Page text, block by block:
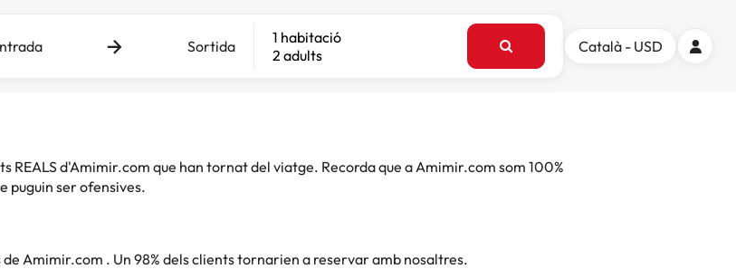
Sortida
1 habitació
2 adults
Català - USD
REALS d'Amimir.com que han tornat del viatge. Recorda que a Amimir.com som 100%
puguin ser ofensives.
Amimir.com . Un 98% dels clients tornarien a reservar amb nosaltres.